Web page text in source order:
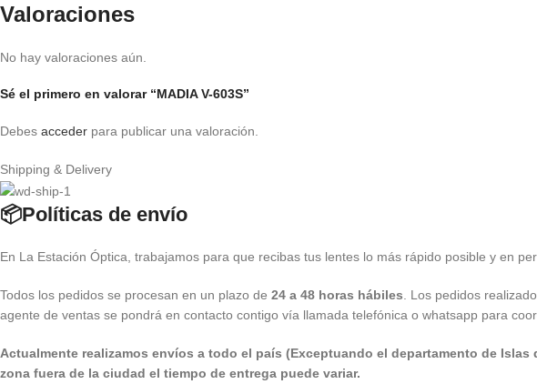
Valoraciones
No hay valoraciones aún.
Sé el primero en valorar “MADIA V-603S”
Debes acceder para publicar una valoración.
Shipping & Delivery
📦Políticas de envío
En La Estación Óptica, trabajamos para que recibas tus lentes lo más rápido posible y en
Todos los pedidos se procesan en un plazo de 24 a 48 horas hábiles . Los pedidos
agente de ventas se pondrá en contacto contigo vía llamada telefónica o whatsapp para
Actualmente realizamos envíos a todo el país (Exceptuando el departamento de Islas
zona fuera de la ciudad el tiempo de entrega puede variar.